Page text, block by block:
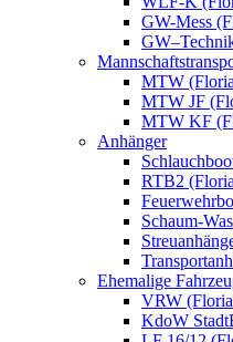
GW-Mess
MTW
MTW JF
MTW KF
Anhänger
RTB2
Schaum-
Ehemalige
VRW
KdoW